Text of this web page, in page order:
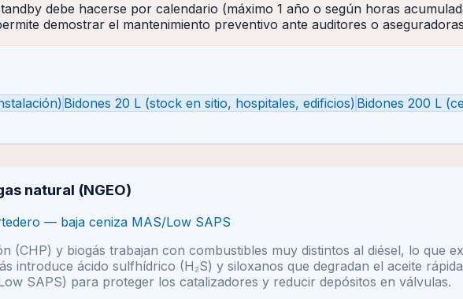
debe hacerse por calendario (máximo 1 año o según horas
demostrar el mantenimiento preventivo ante auditores o
Bidones 20 L (stock en sitio, hospitales, edificios) Bidones 200 L
natural (NGEO)
— baja ceniza MAS/Low SAPS
(CHP) y biogás trabajan con combustibles muy distintos al diésel, lo que
introduce ácido sulfhídrico (H₂S) y siloxanos que degradan el aceite
SAPS) para proteger los catalizadores y reducir depósitos en válvulas.